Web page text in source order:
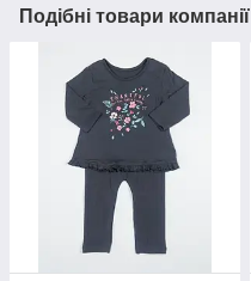
Подібні товари компанії